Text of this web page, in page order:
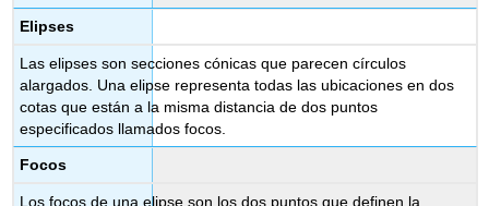
Elipses
Las elipses son secciones cónicas que parecen círculos
alargados. Una elipse representa todas las ubicaciones en dos
cotas que están a la misma distancia de dos puntos
especificados llamados focos.
Focos
Los focos de una elipse son los dos puntos que definen la